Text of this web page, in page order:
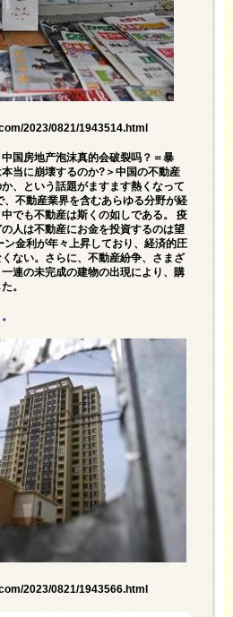
2023/0821/1943514.html
国房地产泡沫真的会破裂吗？＝暴
当に崩壊するのか?＞中国の不動産
、という話題がますます熱くなって
、不動産業界を含むあらゆる分野が経
でも不動産は斯くの如しである。 疫
人は不動産にお金を投資するのは望
ン金利が年々上昇しており、経済的圧
ない。さらに、不動産紛争、さまざ
連の未完成の建物の出現により、購
。
2023/0821/1943566.html